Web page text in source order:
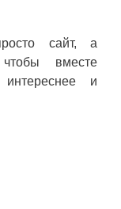
сайт, а
чтобы вместе
и